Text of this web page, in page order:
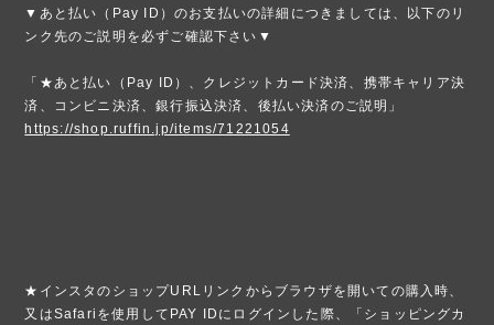
▼あと払い（Pay ID）のお支払いの詳細につきましては、以下のリ
ンク先のご説明を必ずご確認下さい▼
「★あと払い（Pay ID）、クレジットカード決済、携帯キャリア決
済、コンビニ決済、銀行振込決済、後払い決済のご説明」
https://shop.ruffin.jp/items/71221054
★インスタのショップURLリンクからブラウザを開いての購入時、
又はSafariを使用してPAY IDにログインした際、「ショッピングカ